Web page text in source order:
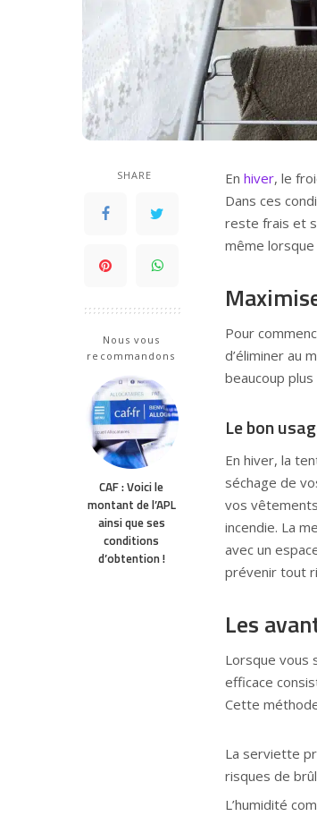
SHARE
Nous vous
recommandons
CAF : Voici le
montant de l’APL
ainsi que ses
conditions
d’obtention !
En hiver, le
Dans ces
reste frais et
même
Pour
d’éliminer au
beaucoup
Le bon
En hiver, la
séchage de
vos
incendie. La
avec un
prévenir tout
Les
Lorsque vous
efficace
Cette
La serviette
risques de
L’humidité